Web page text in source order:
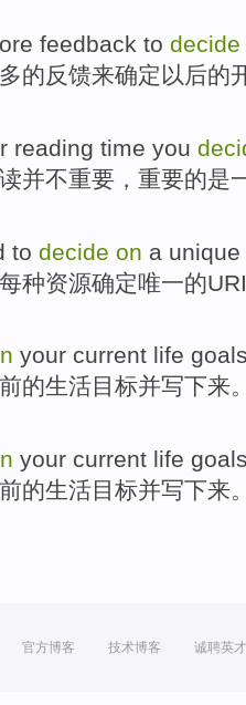
feedback to decide
的反馈来确定 以后的
reading time you
读并不重要，重要的是
to decide on a unique
每种资源确定唯一的URI
your current life
的生活目标并写下来
your current life
的生活目标并写下来
官方博客 技术博客 诚聘英才